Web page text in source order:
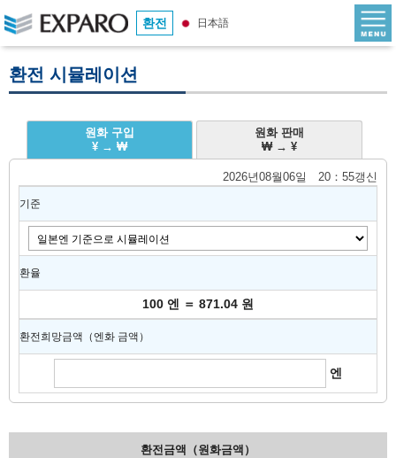
환전 日本語
환전 시뮬레이션
원화 구입
¥ → ₩
원화 판매
₩ → ¥
2026년08월06일 20：55갱신
기준
환율
100 엔 ＝ 871.04 원
환전희망금액（엔화 금액）
엔
환전금액（원화금액）